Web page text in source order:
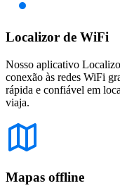
Localizor de WiFi
Nosso aplicativo
conexão às redes WiFi
rápida e confiável em
viaja.
Mapas offline